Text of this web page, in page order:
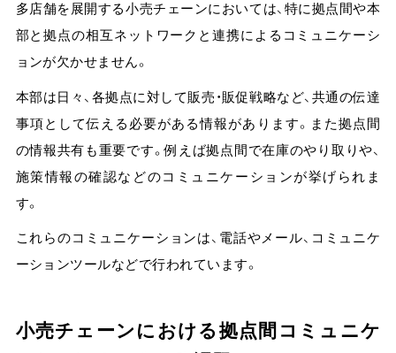
多店舗を展開する小売チェーンにおいては、特に拠点間や本
部と拠点の相互ネットワークと連携によるコミュニケーシ
ョンが欠かせません。
本部は日々、各拠点に対して販売・販促戦略など、共通の伝達
事項として伝える必要がある情報があります。また拠点間
の情報共有も重要です。例えば拠点間で在庫のやり取りや、
施策情報の確認などのコミュニケーションが挙げられま
す。
これらのコミュニケーションは、電話やメール、コミュニケ
ーションツールなどで行われています。
小売チェーンにおける拠点間コミュニケ